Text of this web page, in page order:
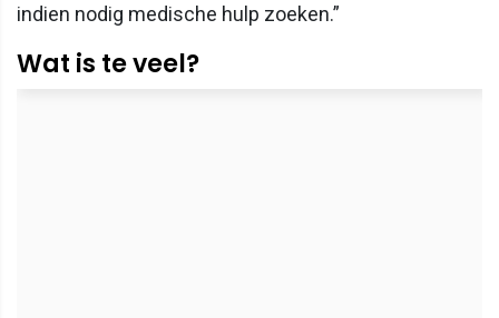
indien nodig medische hulp zoeken.”
Wat is te veel?